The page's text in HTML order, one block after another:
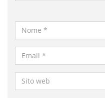
Nome
*
Email
*
Sito
web